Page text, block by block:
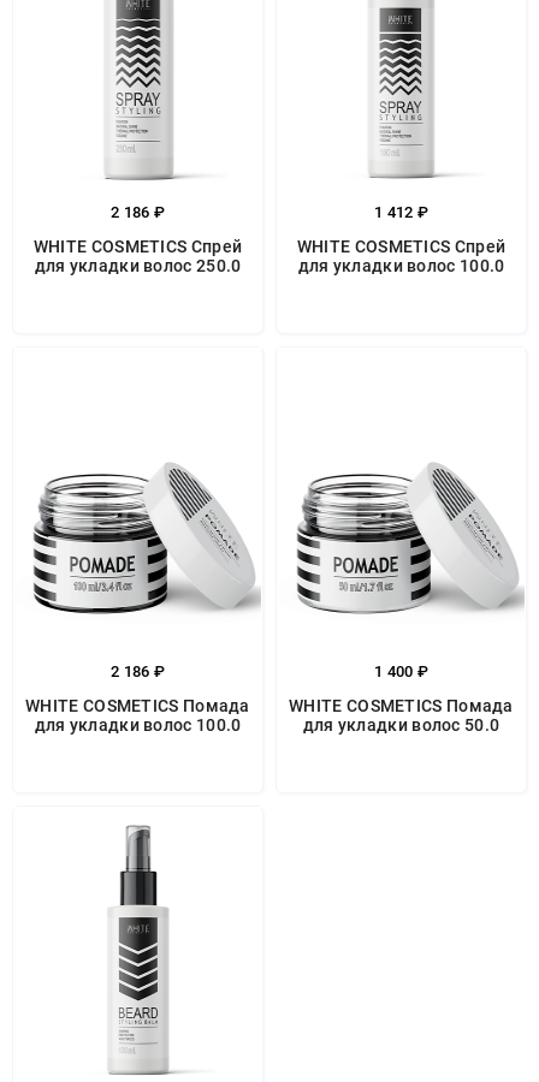
2 186 ₽
WHITE COSMETICS Спрей
для укладки волос 250.0
1 412 ₽
WHITE COSMETICS Спрей
для укладки волос 100.0
2 186 ₽
WHITE COSMETICS Помада
для укладки волос 100.0
1 400 ₽
WHITE COSMETICS Помада
для укладки волос 50.0